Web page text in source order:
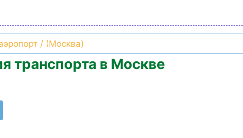
транспорта в Москве